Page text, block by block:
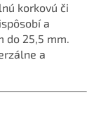
korkovú či
a
do 25,5 mm.
a